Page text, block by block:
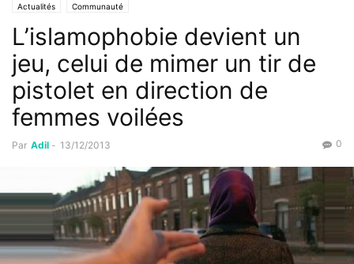
Actualités Communauté
L’islamophobie devient un
jeu, celui de mimer un tir de
pistolet en direction de
femmes voilées
Par Adil - 13/12/2013 0